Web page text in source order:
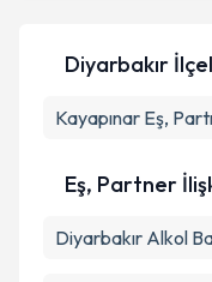
Kişisel
Diyarbakır
Kayapınar Eş,
Eş, Partner
Diyarbakır Alkol